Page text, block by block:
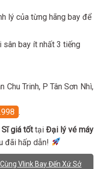
lý của từng hãng bay để
sân bay ít nhất 3 tiếng
Chu Trinh, P Tân Sơn Nhì,
.
giá tốttại Đại lý vé máy
đãi hấp dẫn!
Vlink Bay Đến Xứ Sở